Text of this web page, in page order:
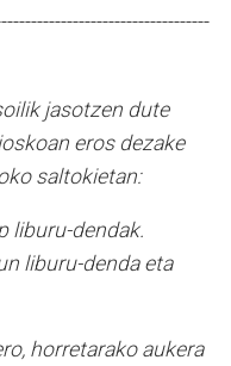
jasotzen dute
eros dezake
saltokietan:
liburu-dendak.
liburu-denda eta
horretarako aukera